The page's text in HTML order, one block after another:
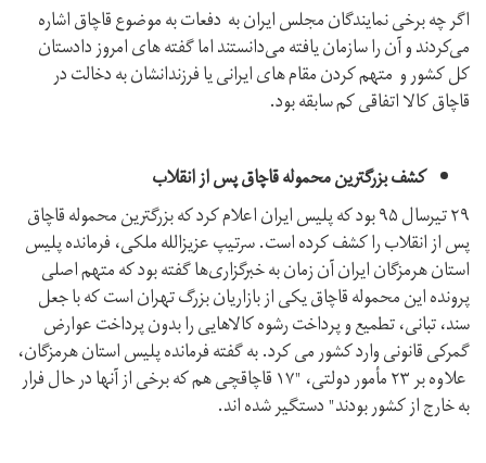
اگر چه برخی نمایندگان مجلس ایران به دفعات به موضوع قاچاق اشاره
می‌کردند و آن را سازمان یافته می‌دانستند اما گفته های امروز دادستان
کل کشور و متهم کردن مقام های ایرانی یا فرزندانشان به دخالت در
قاچاق کالا اتفاقی کم سابقه بود.
کشف بزرگترین محموله قاچاق پس از انقلاب
۲۹ تیرسال ۹۵ بود که پلیس ایران اعلام کرد که بزرگترین محموله قاچاق
پس از انقلاب را کشف کرده است. سرتیپ عزیزالله ملکی، فرمانده پلیس
استان هرمزگان ایران آن زمان به خبرگزاری‌ها گفته بود که متهم اصلی
پرونده این محموله قاچاق یکی از بازاریان بزرگ تهران است که با جعل
سند، تبانی، تطمیع و پرداخت رشوه کالاهایی را بدون پرداخت عوارض
گمرکی قانونی وارد کشور می کرد. به گفته فرمانده پلیس استان هرمزگان،
علاوه بر ۲۳ مأمور دولتی، "۱۷ قاچاقچی هم که برخی از آنها در حال فرار
به خارج از کشور بودند" دستگیر شده اند.